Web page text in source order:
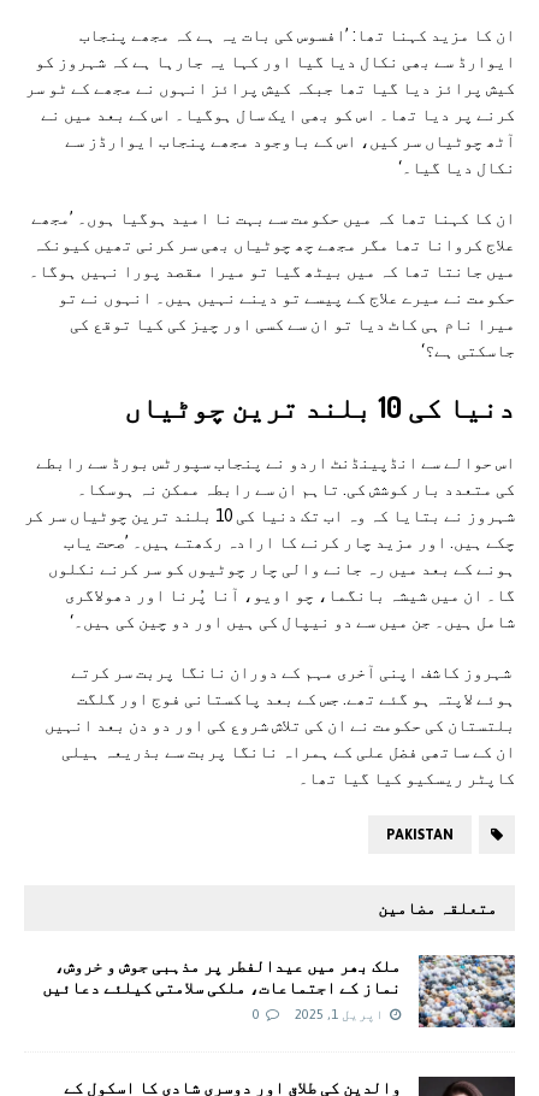
ان کا مزید کہنا تھا: ’افسوس کی بات یہ ہے کہ مجھے پنجاب
ایوارڈ سے بھی نکال دیا گیا اور کہا یہ جارہا ہے کہ شہروز کو
کیش پرائز دیا گیا تھا جبکہ کیش پرائز انہوں نے مجھے کے ٹو سر
کرنے پر دیا تھا۔ اس کو بھی ایک سال ہوگیا۔ اس کے بعد میں نے
آٹھ چوٹیاں سر کیں، اس کے باوجود مجھے پنجاب ایوارڈز سے
نکال دیا گیا۔‘
ان کا کہنا تھا کہ میں حکومت سے بہت نا امید ہوگیا ہوں۔ ’مجھے
علاج کروانا تھا مگر مجھے چھ چوٹیاں بھی سر کرنی تھیں کیونکہ
میں جانتا تھا کہ میں بیٹھ گیا تو میرا مقصد پورا نہیں ہوگا۔
حکومت نے میرے علاج کے پیسے تو دینے نہیں ہیں۔ انہوں نے تو
میرا نام ہی کاٹ دیا تو ان سے کسی اور چیز کی کیا توقع کی
جاسکتی ہے؟‘
دنیا کی 10 بلند ترین چوٹیاں
اس حوالے سے انڈپینڈنٹ اردو نے پنجاب سپورٹس بورڈ سے رابطے
کی متعدد بار کوشش کی. تاہم ان سے رابطہ ممکن نہ ہوسکا۔
شہروز نے بتایا کہ وہ اب تک دنیا کی 10 بلند ترین چوٹیاں سر کر
چکے ہیں. اور مزید چار کرنے کا ارادہ رکھتے ہیں۔ ’صحت یاب
ہونے کے بعد میں رہ جانے والی چار چوٹیوں کو سر کرنے نکلوں
گا۔ ان میں شیشہ بانگما، چو اویو، آنا پُرنا اور دھولاگری
شامل ہیں۔ جن میں سے دو نیپال کی ہیں اور دو چین کی ہیں۔‘
شہروز کاشف اپنی آخری مہم کے دوران نانگا پربت سر کرتے
ہوئے لاپتہ ہو گئے تھے. جس کے بعد پاکستانی فوج اور گلگت
بلتستان کی حکومت نے ان کی تلاش شروع کی اور دو دن بعد انہیں
ان کے ساتھی فضل علی کے ہمراہ نانگا پربت سے بذریعہ ہیلی
کاپٹر ریسکیو کیا گیا تھا۔
PAKISTAN
متعلقہ مضامین
ملک بھر میں عیدالفطر پر مذہبی جوش و خروش،
نماز کے اجتماعات، ملکی سلامتی کیلئے دعائیں
اپریل 1, 2025 0
والدین کی طلاق اور دوسری شادی کا اسکول کے